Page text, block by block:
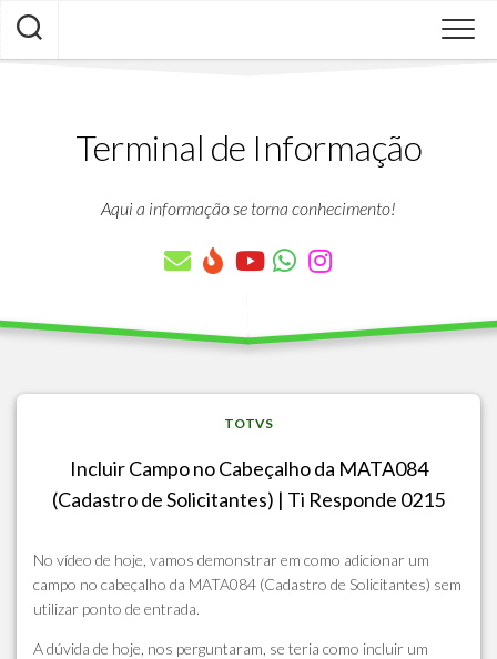
Skip
content
Terminal de Informação
Aqui a informação se torna conhecimento!
TOTVS
Incluir Campo no Cabeçalho da MATA084
(Cadastro de Solicitantes) | Ti Responde 0215
No vídeo de hoje, vamos demonstrar em como adicionar um
campo no cabeçalho da MATA084 (Cadastro de Solicitantes) sem
utilizar ponto de entrada.
A dúvida de hoje, nos perguntaram, se teria como incluir um